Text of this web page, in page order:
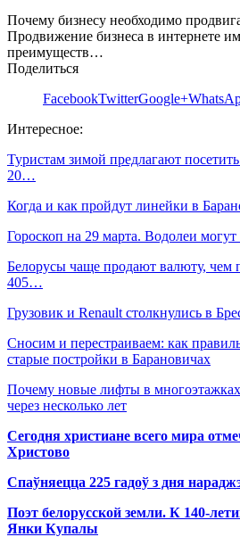
Почему бизнесу необходимо
Продвижение бизнеса в интернете
преимуществ…
Поделиться
FacebookTwitterGoogle+
Интересное:
Туристам зимой предлагают
20…
Когда и как пройдут линейки в
Гороскоп на 29 марта. Водолеи
Белорусы чаще продают валюту, чем
405…
Грузовик и Renault столкнулись в
Сносим и перестраиваем: как
старые постройки в Барановичах
Почему новые лифты в многоэтажках
через несколько лет
Сегодня христиане всего мира
Христово
Спаўняецца 225 гадоў з дня
Поэт белорусской земли. К 140-
Янки Купалы